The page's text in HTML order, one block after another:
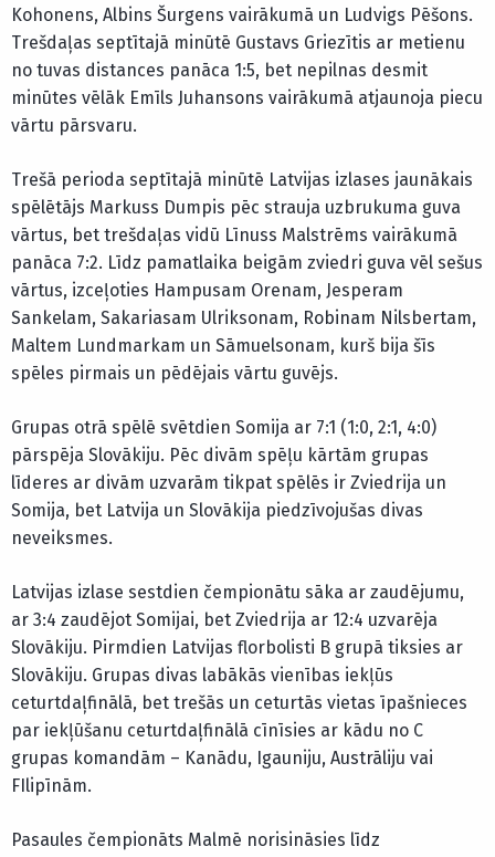
Kohonens, Albins Šurgens vairākumā un Ludvigs Pēšons.
Trešdaļas septītajā minūtē Gustavs Griezītis ar metienu
no tuvas distances panāca 1:5, bet nepilnas desmit
minūtes vēlāk Emīls Juhansons vairākumā atjaunoja piecu
vārtu pārsvaru.
Trešā perioda septītajā minūtē Latvijas izlases jaunākais
spēlētājs Markuss Dumpis pēc strauja uzbrukuma guva
vārtus, bet trešdaļas vidū Līnuss Malstrēms vairākumā
panāca 7:2. Līdz pamatlaika beigām zviedri guva vēl sešus
vārtus, izceļoties Hampusam Orenam, Jesperam
Sankelam, Sakariasam Ulriksonam, Robinam Nilsbertam,
Maltem Lundmarkam un Sāmuelsonam, kurš bija šīs
spēles pirmais un pēdējais vārtu guvējs.
Grupas otrā spēlē svētdien Somija ar 7:1 (1:0, 2:1, 4:0)
pārspēja Slovākiju. Pēc divām spēļu kārtām grupas
līderes ar divām uzvarām tikpat spēlēs ir Zviedrija un
Somija, bet Latvija un Slovākija piedzīvojušas divas
neveiksmes.
Latvijas izlase sestdien čempionātu sāka ar zaudējumu,
ar 3:4 zaudējot Somijai, bet Zviedrija ar 12:4 uzvarēja
Slovākiju. Pirmdien Latvijas florbolisti B grupā tiksies ar
Slovākiju. Grupas divas labākās vienības iekļūs
ceturtdaļfinālā, bet trešās un ceturtās vietas īpašnieces
par iekļūšanu ceturtdaļfinālā cīnīsies ar kādu no C
grupas komandām – Kanādu, Igauniju, Austrāliju vai
FIlipīnām.
Pasaules čempionāts Malmē norisināsies līdz